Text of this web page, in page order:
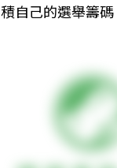
積自己的選舉籌